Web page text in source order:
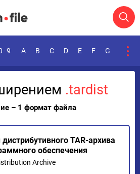
9 A B C D E F G
.tardist
– 1 формат файла
TAR-архива
обеспечения
Archive